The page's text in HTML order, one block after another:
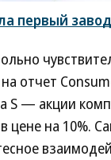
первый
отчет
S — акции
цене на 10%.